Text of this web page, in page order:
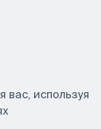
используя